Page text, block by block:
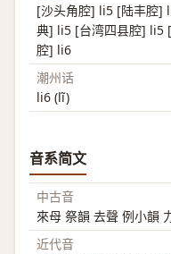
[沙头角腔] li5 [陆丰腔]
典] li5 [台湾四县腔] li5
腔] li6
潮州话
li6 (lĩ)
音系简文
中古音
來母 祭韻 去聲 例小韻
近代音